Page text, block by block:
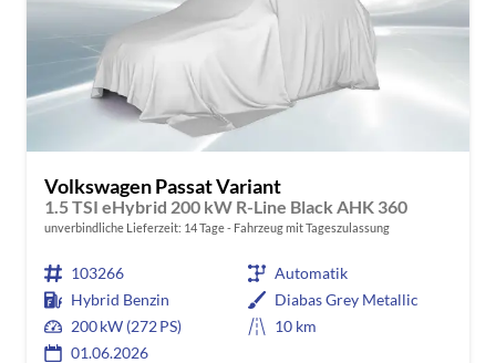
Volkswagen Passat Variant
1.5 TSI eHybrid 200 kW R-Line Black AHK 360
unverbindliche Lieferzeit: 14 Tage Fahrzeug mit Tageszulassung
103266
Automatik
Hybrid Benzin
Diabas Grey Metallic
200 kW (272 PS)
10 km
01.06.2026